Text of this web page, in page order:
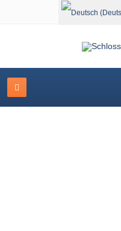
Sprache auswählen